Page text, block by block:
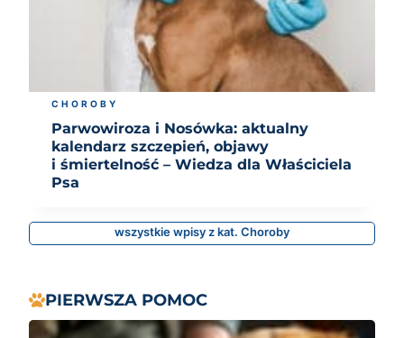
CHOROBY
Parwowiroza i Nosówka: aktualny
kalendarz szczepień, objawy
i śmiertelność – Wiedza dla Właściciela
Psa
wszystkie wpisy z kat. Choroby
PIERWSZA POMOC